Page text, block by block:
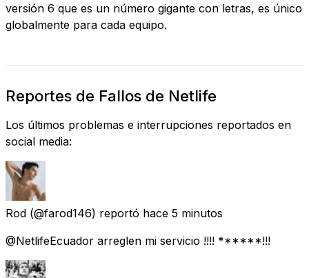
versión 6 que es un número gigante con letras, es único
globalmente para cada equipo.
Reportes de Fallos de Netlife
Los últimos problemas e interrupciones reportados en
social media:
Rod (@farod146) reportó hace 5 minutos
@NetlifeEcuador arreglen mi servicio !!!! ******!!!